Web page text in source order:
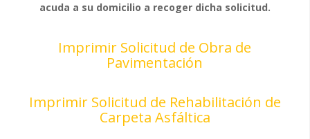
acuda a su domicilio a recoger dicha solicitud.
Imprimir Solicitud de Obra de
Pavimentación
Imprimir Solicitud de Rehabilitación de
Carpeta Asfáltica